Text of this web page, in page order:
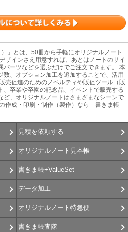
」とは、50冊から手軽にオリジナルノート
ザインさえ用意すれば、あとはノートのサイ
パーツなどを選ぶだけでご注文できます。 本
数、オプション加工を追加することで、活用
売促進のためのノベルティや販促ツール（販
、卒業や卒園の記念品、イベントで販売する
ど、オリジナルノートはさまざまなシーンで
作成・印刷・制作（製作）なら「書きま帳
見積を依頼する
オリジナルノート見本帳
書きま帳+ValueSet
データ加工
オリジナルノート特急便
書きま帳査隊